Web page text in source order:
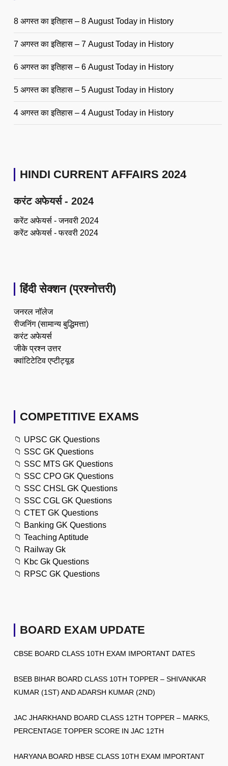
8 अगस्त का इतिहास – 8 August Today in History
7 अगस्त का इतिहास – 7 August Today in History
6 अगस्त का इतिहास – 6 August Today in History
5 अगस्त का इतिहास – 5 August Today in History
4 अगस्त का इतिहास – 4 August Today in History
HINDI CURRENT AFFAIRS 2024
करंट अफेयर्स - 2024
करेंट अफेयर्स - जनवरी 2024
करेंट अफेयर्स - फरवरी 2024
हिंदी सेक्शन (प्रश्नोत्तरी)
जनरल नॉलेज
रीजनिंग (सामान्य बुद्धिमत्ता)
करंट अफेयर्स
जीके प्रश्न उत्तर
क्वांटिटेटिव एप्टीट्यूड
COMPETITIVE EXAMS
📁 UPSC GK Questions
📁 SSC GK Questions
📁 SSC MTS GK Questions
📁 SSC CPO GK Questions
📁 SSC CHSL GK Questions
📁 SSC CGL GK Questions
📁 CTET GK Questions
📁 Banking GK Questions
📁 Teaching Aptitude
📁 Railway Gk
📁 Kbc Gk Questions
📁 RPSC GK Questions
BOARD EXAM UPDATE
CBSE BOARD CLASS 10TH EXAM IMPORTANT DATES
BSEB BIHAR BOARD CLASS 10TH TOPPER – SHIVANKAR
KUMAR (1ST) AND ADARSH KUMAR (2ND)
JAC JHARKHAND BOARD CLASS 12TH TOPPER – MARKS,
PERCENTAGE TOPPER SCORE IN JAC 12TH
HARYANA BOARD HBSE CLASS 10TH EXAM IMPORTANT